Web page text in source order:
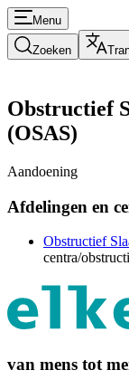
Menu
Zoeken
Obstructief
(OSAS)
Aandoening
Afdelingen en
Obstructief
centra/
van mens tot